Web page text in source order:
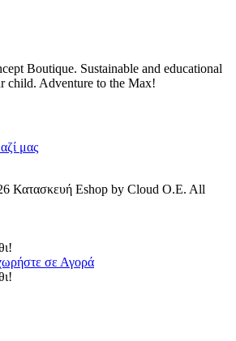
Boutique. Sustainable and educational
child. Adventure to the Max!
μας
Κατασκευή Eshop by Cloud O.E. All
σε Αγορά